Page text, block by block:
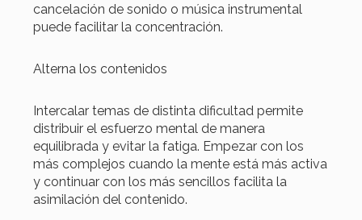
cancelación de sonido o música instrumental
puede facilitar la concentración.
Alterna los contenidos
Intercalar temas de distinta dificultad permite
distribuir el esfuerzo mental de manera
equilibrada y evitar la fatiga. Empezar con los
más complejos cuando la mente está más activa
y continuar con los más sencillos facilita la
asimilación del contenido.